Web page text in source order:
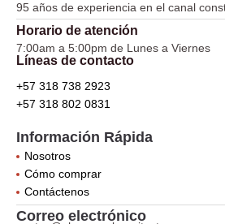
95 años de experiencia en el canal
Horario de atención
7:00am a 5:00pm de Lunes a Viernes
Líneas de contacto
+57 318 738 2923
+57 318 802 0831
Información Rápida
Nosotros
Cómo comprar
Contáctenos
Correo electrónico